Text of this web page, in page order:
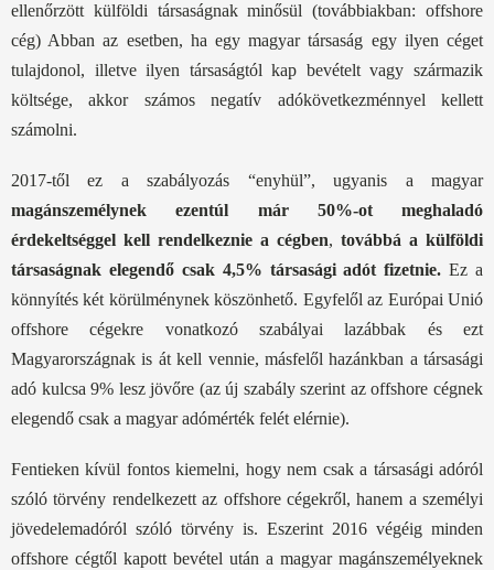
ellenőrzött külföldi társaságnak minősül (továbbiakban: offshore
cég) Abban az esetben, ha egy magyar társaság egy ilyen céget
tulajdonol, illetve ilyen társaságtól kap bevételt vagy származik
költsége, akkor számos negatív adókövetkezménnyel kellett
számolni.
2017-től ez a szabályozás “enyhül”, ugyanis a magyar
magánszemélynek ezentúl már 50%-ot meghaladó
érdekeltséggel kell rendelkeznie a cégben, továbbá a külföldi
társaságnak elegendő csak 4,5% társasági adót fizetnie.Ez a
könnyítés két körülménynek köszönhető. Egyfelől az Európai Unió
offshore cégekre vonatkozó szabályai lazábbak és ezt
Magyarországnak is át kell vennie, másfelől hazánkban a társasági
adó kulcsa 9% lesz jövőre (az új szabály szerint az offshore cégnek
elegendő csak a magyar adómérték felét elérnie).
Fentieken kívül fontos kiemelni, hogy nem csak a társasági adóról
szóló törvény rendelkezett az offshore cégekről, hanem a személyi
jövedelemadóról szóló törvény is. Eszerint 2016 végéig minden
offshore cégtől kapott bevétel után a magyar magánszemélyeknek